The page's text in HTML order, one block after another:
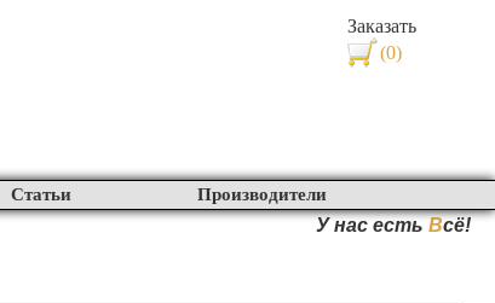
Заказать
(0)
Статьи Производители
У нас есть Всё!